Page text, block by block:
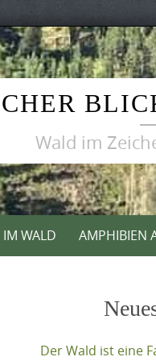
Wald im
IM WALD AMPHIBIEN
Der Wald ist eine